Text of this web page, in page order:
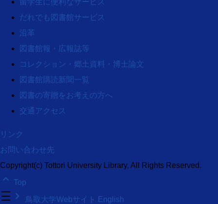
留学生に便利なサービス
だれでも図書館サービス
沿革
図書館報・広報誌等
コレクション・郷土資料・博士論文
図書館購読新聞一覧
図書の寄贈をお考えの方へ
交通アクセス
リンク
お問い合わせ先
Copyright(c) Tottori University Library, All Rights Reserved.
keyboard_arrow_up Top
density_medium keyboard_arrow_right 鳥取大学Webサイト English